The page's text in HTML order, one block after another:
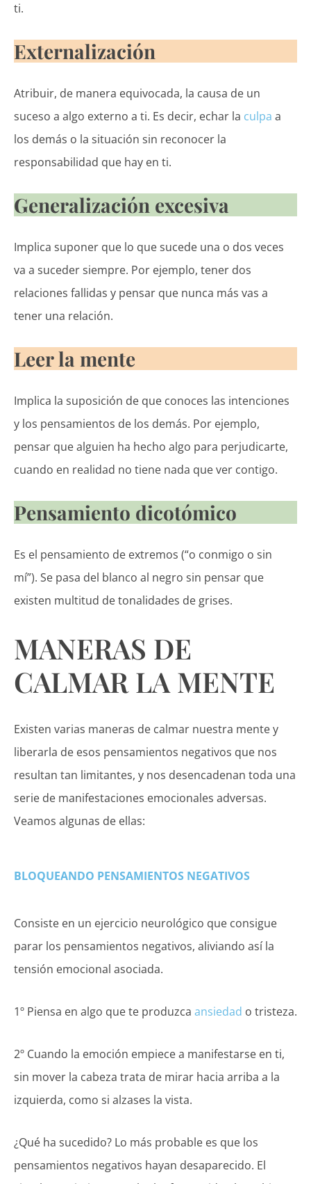
ti.
Externalización
Atribuir, de manera equivocada, la causa de un
suceso a algo externo a ti. Es decir, echar la culpa a
los demás o la situación sin reconocer la
responsabilidad que hay en ti.
Generalización excesiva
Implica suponer que lo que sucede una o dos veces
va a suceder siempre. Por ejemplo, tener dos
relaciones fallidas y pensar que nunca más vas a
tener una relación.
Leer la mente
Implica la suposición de que conoces las intenciones
y los pensamientos de los demás. Por ejemplo,
pensar que alguien ha hecho algo para perjudicarte,
cuando en realidad no tiene nada que ver contigo.
Pensamiento dicotómico
Es el pensamiento de extremos (“o conmigo o sin
mí”). Se pasa del blanco al negro sin pensar que
existen multitud de tonalidades de grises.
MANERAS DE
CALMAR LA MENTE
Existen varias maneras de calmar nuestra mente y
liberarla de esos pensamientos negativos que nos
resultan tan limitantes, y nos desencadenan toda una
serie de manifestaciones emocionales adversas.
Veamos algunas de ellas:
BLOQUEANDO PENSAMIENTOS NEGATIVOS
Consiste en un ejercicio neurológico que consigue
parar los pensamientos negativos, aliviando así la
tensión emocional asociada.
1º Piensa en algo que te produzca ansiedad o tristeza.
2º Cuando la emoción empiece a manifestarse en ti,
sin mover la cabeza trata de mirar hacia arriba a la
izquierda, como si alzases la vista.
¿Qué ha sucedido? Lo más probable es que los
pensamientos negativos hayan desaparecido. El